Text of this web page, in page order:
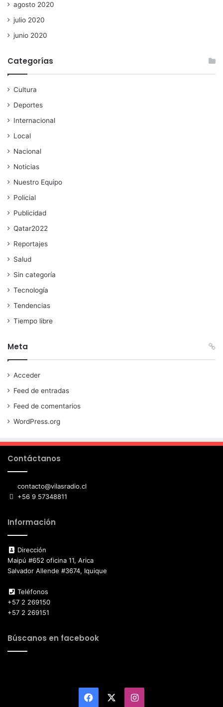
agosto 2020
julio 2020
junio 2020
Categorías
Cultura
Deportes
Internacional
Local
Nacional
Noticias
Nuestro Equipo
Policial
Publicidad
Qatar2022
Reportajes
Salud
Sin categoría
Tecnología
Tendencias
Tiempo libre
Meta
Acceder
Feed de entradas
Feed de comentarios
WordPress.org
Contáctanos
contacto@vilasradio.cl
+56 9 57348811
Información
Dirección
Maipú #652 oficina 11, Arica
Salvador Allende #3674, Iquique
Teléfonos
+57 2 269150
+57 2 269151
Búscanos en facebook
Facebook Instagram